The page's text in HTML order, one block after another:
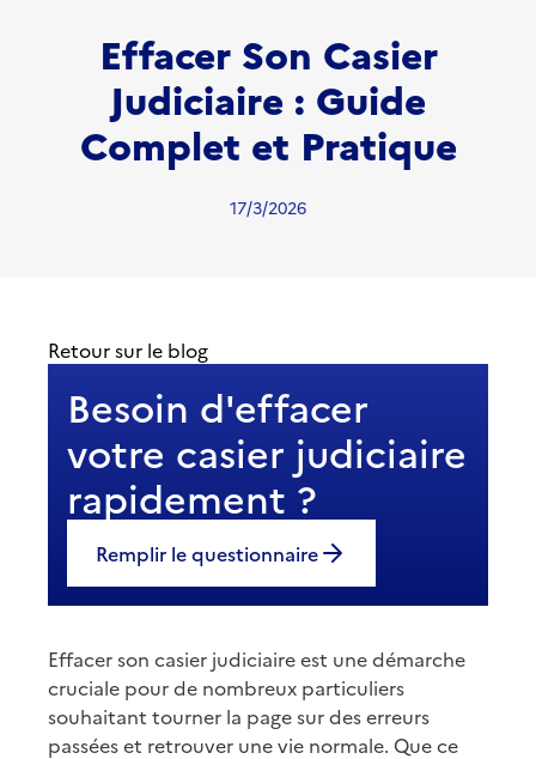
Effacer Son Casier
Judiciaire : Guide
Complet et Pratique
17/3/2026
Retour sur le blog
Besoin d'effacer
votre casier judiciaire
rapidement ?
Remplir le questionnaire
Effacer son casier judiciaire est une démarche
cruciale pour de nombreux particuliers
souhaitant tourner la page sur des erreurs
passées et retrouver une vie normale. Que ce